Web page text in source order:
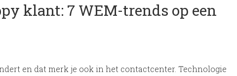
klant: 7 WEM-trends op een
en dat merk je ook in het contactcenter. Technologie